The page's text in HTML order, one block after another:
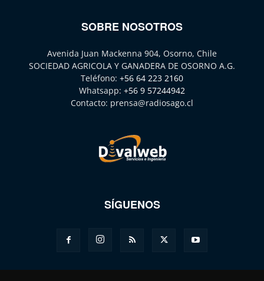
SOBRE NOSOTROS
Avenida Juan Mackenna 904, Osorno, Chile
SOCIEDAD AGRICOLA Y GANADERA DE OSORNO A.G.
Teléfono: +56 64 223 2160
Whatsapp: +56 9 57244942
Contacto: prensa@radiosago.cl
SÍGUENOS